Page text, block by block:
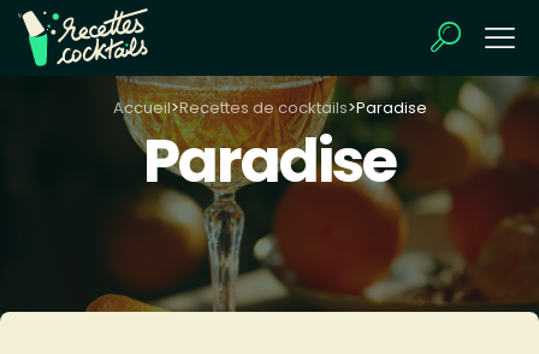
Accueil>Recettes de cocktails>Paradise
Paradise